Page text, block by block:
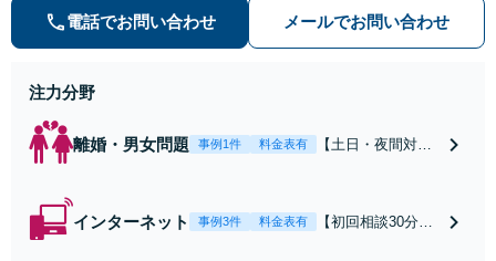
の種類を問わず相談可。可能な限り
早期対応で駆けつけサポート【労
電話でお問い合わせ メールでお問い合わせ
注力分野
離婚・男女問題 事例1件 料金表有
【土日・夜間対応
れたら、サインす
インターネット 事例3件 料金表有
【初回相談30分無